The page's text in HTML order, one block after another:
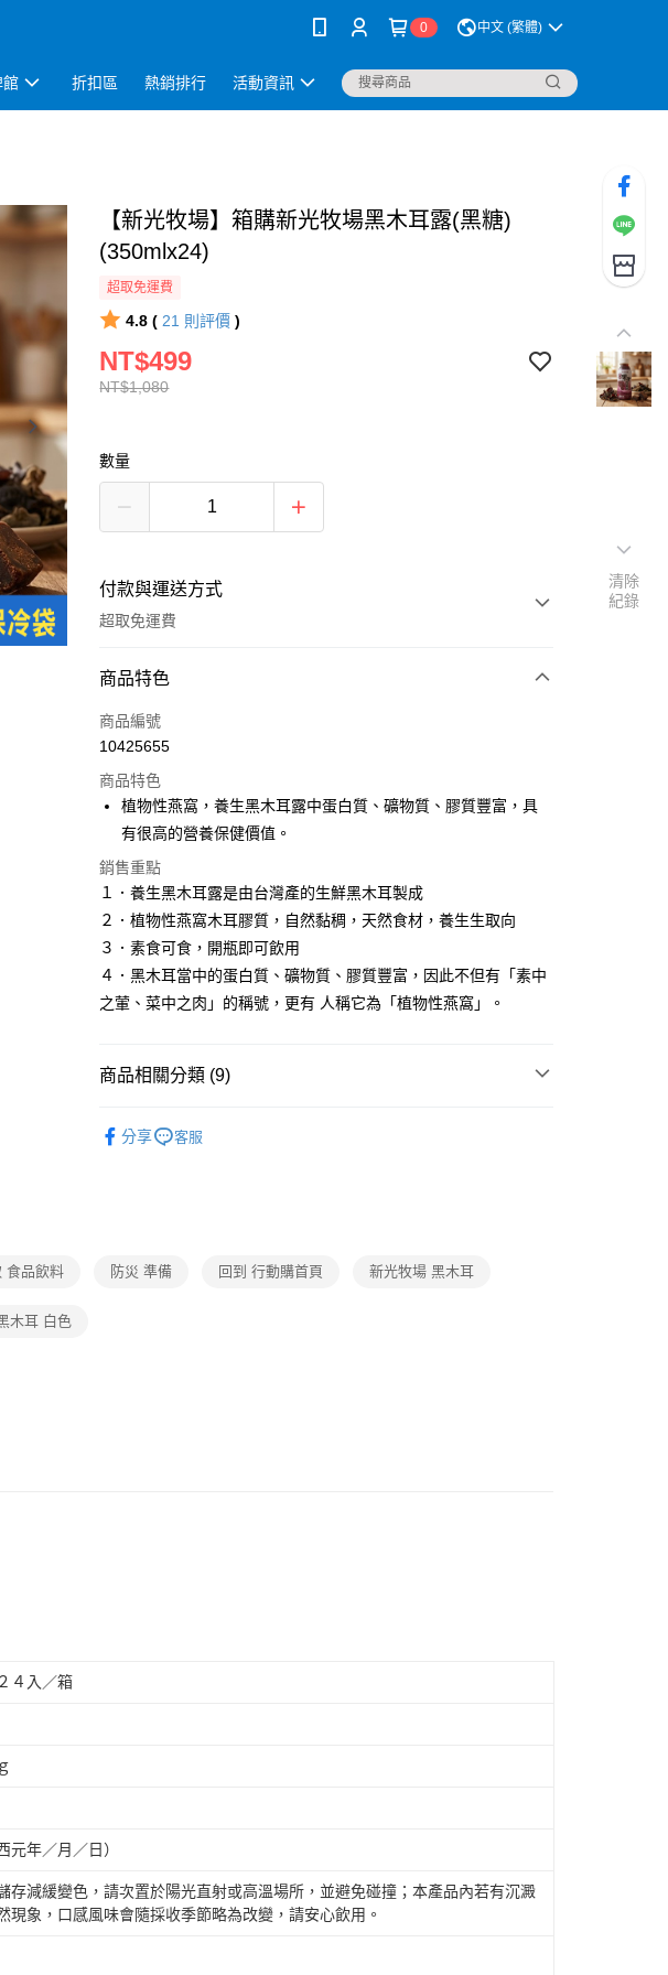
0 中文 (繁體)
館 折扣區 熱銷排行 活動資訊
【新光牧場】箱購新光牧場黑木耳露(黑糖)
(350mlx24)
超取免運費
4.8 ( 21 則評價 )
NT$1,080
NT$499
數量
付款與運送方式
超取免運費
付款方式
全家線上支付
運送方式
全家取貨付款
免運費
常溫-付款後全家取貨
免運費
商品特色
商品編號
10425655
商品特色
植物性燕窩，養⽣黑⽊耳露中蛋白質、礦物質、膠質豐富，具
有很高的營養保健價值。
銷售重點
１．養⽣⿊⽊耳露是由台灣產的生鮮黑木耳製成
２．植物性燕窩木耳膠質，自然黏稠，天然食材，養⽣生取向
３．素食可食，開瓶即可飲⽤
４．黑木耳當中的蛋白質、礦物質、膠質豐富，因此不但有「素中
之葷、菜中之肉」的稱號，更有 人稱它為「植物性燕窩」。
商品相關分類 (9)
❚熱門話題 涼夏生活節 消暑飲料
分享 客服
食品飲料 防災 準備 回到 行動購首頁 新光牧場 黑木耳
木耳 白色
４入／箱
元年／月／日）
存減緩變色，請次置於陽光直射或高溫場所，並避免碰撞；本產品內若有沉澱
現象，口感風味會隨採收季節略為改變，請安心飲用。
清除
紀錄